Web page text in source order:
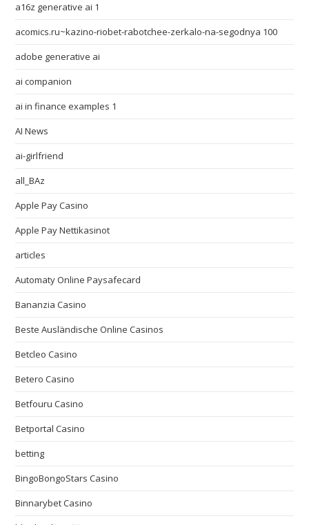
a16z generative ai 1
acomics.ru~kazino-riobet-rabotchee-zerkalo-na-segodnya 100
adobe generative ai
ai companion
ai in finance examples 1
AI News
ai-girlfriend
all_BAz
Apple Pay Casino
Apple Pay Nettikasinot
articles
Automaty Online Paysafecard
Bananzia Casino
Beste Ausländische Online Casinos
Betcleo Casino
Betero Casino
Betfouru Casino
Betportal Casino
betting
BingoBongoStars Casino
Binnarybet Casino